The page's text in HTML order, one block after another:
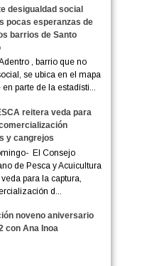
desigualdad social
pocas esperanzas de
barrios de Santo
, barrio que no
se ubica en el mapa
parte de la estadísti...
reitera veda para
y cangrejos
El Consejo
de Pesca y Acuicultura
para la captura,
d...
noveno aniversario
con Ana Inoa